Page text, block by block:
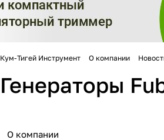
Кум-Тигей Инструмент О компании
Генераторы
О компании